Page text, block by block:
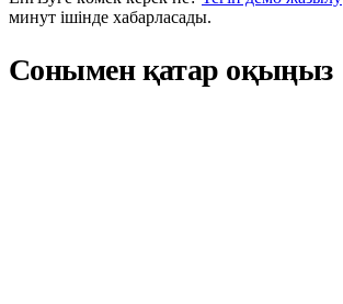
минут ішінде хабарласады.
Сонымен қатар оқыңыз